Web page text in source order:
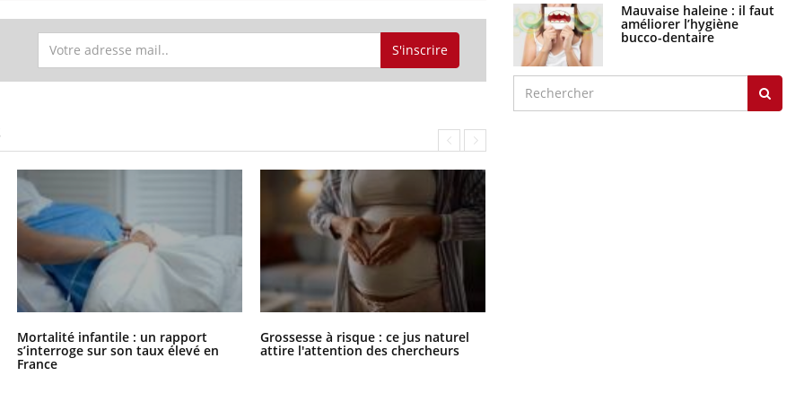
S'inscrire
Mortalité infantile : un rapport
s’interroge sur son taux élevé en
France
Grossesse à risque : ce jus naturel
attire l'attention des chercheurs
Mauvaise haleine : il faut
améliorer l’hygiène
bucco-dentaire